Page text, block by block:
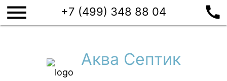
menu +7 (499) 348 88 04 call
Аква Септик